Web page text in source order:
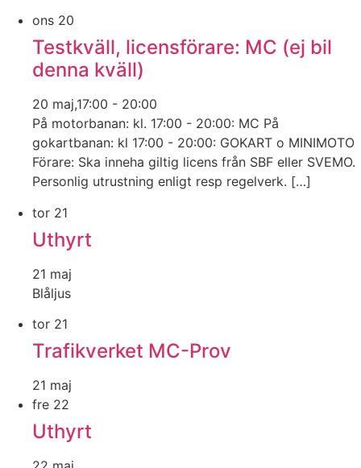
ons 20
Testkväll, licensförare: MC (ej bil
denna kväll)
20 maj,17:00 - 20:00
På motorbanan: kl. 17:00 - 20:00: MC På
gokartbanan: kl 17:00 - 20:00: GOKART o MINIMOTO
Förare: Ska inneha giltig licens från SBF eller SVEMO.
Personlig utrustning enligt resp regelverk. […]
tor 21
Uthyrt
21 maj
Blåljus
tor 21
Trafikverket MC-Prov
21 maj
fre 22
Uthyrt